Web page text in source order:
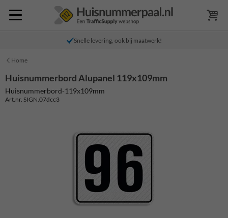
Snelle levering, ook bij maatwerk!
Home
Huisnummerbord Alupanel 119x109mm
Huisnummerbord-119x109mm
Art.nr. SIGN.07dcc3